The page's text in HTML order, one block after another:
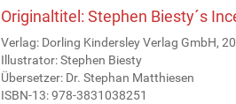
Originaltitel: Stephen Biesty´s
Verlag: Dorling Kindersley Verlag GmbH,
Illustrator: Stephen Biesty
Übersetzer: Dr. Stephan Matthiesen
ISBN-13: 978-3831038251